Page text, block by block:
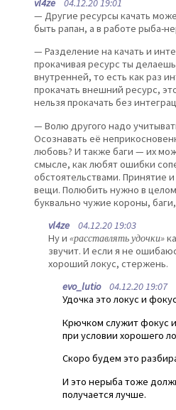
vl4ze 04.12.20 19:01
— Другие ресурсы качать
быть рапан, а в работе рыба-
— Разделение на качать и
прокачивая ресурс ты
внутренней, то есть как раз
прокачать внешний ресурс,
нельзя прокачать без
— Волю другого надо
Осознавать её
любовь? И также баги — их
смысле, как любят ошибки
обстоятельствами. Принятие
вещи. Полюбить нужно в
буквально чужие короны,
vl4ze 04.12.20 19:03
Ну и «расставлять удочки»
звучит. И если я не
хороший локус, стержень.
evo_lutio04.12.20 19:07
Удочка это локус и
Крючком служит фокус
при условии хорошего
Скоро будем это
И это нерыба тоже
получается лучше.